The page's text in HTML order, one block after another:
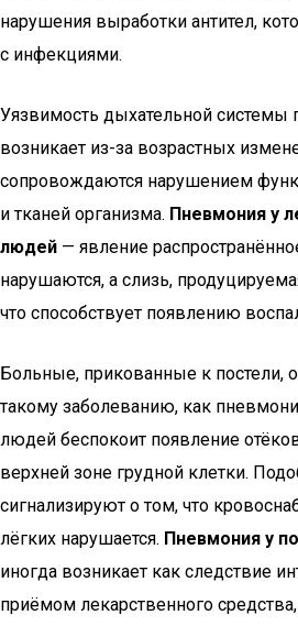
нарушения выработки антител,
с инфекциями.
Уязвимость дыхательной
возникает из-за возрастных
сопровождаются нарушением
и тканей организма. Пневмония у
людей — явление
нарушаются, а слизь,
что способствует появлению
Больные, прикованные к постели,
такому заболеванию, как
людей беспокоит появление
верхней зоне грудной клетки.
сигнализируют о том, что
лёгких нарушается. Пневмония у
иногда возникает как следствие
приёмом лекарственного